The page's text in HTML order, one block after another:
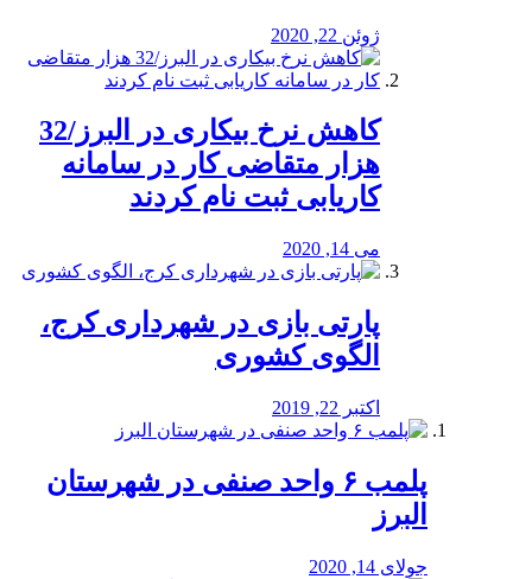
ژوئن 22, 2020
کاهش نرخ بیکاری در البرز/32
هزار متقاضی کار در سامانه
کاریابی ثبت نام کردند
می 14, 2020
پارتی بازی در شهرداری کرج،
الگوی کشوری
اکتبر 22, 2019
پلمب ۶ واحد صنفی در شهرستان
البرز
جولای 14, 2020